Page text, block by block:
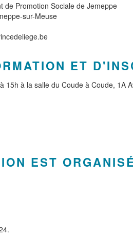
de Promotion Sociale de Jemeppe
sur-Meuse
ET
15h à la salle du Coude à Coude, 1A
EST